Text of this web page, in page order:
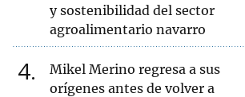
y sostenibilidad del sector
agroalimentario navarro
4
Mikel Merino regresa a sus
orígenes antes de volver a